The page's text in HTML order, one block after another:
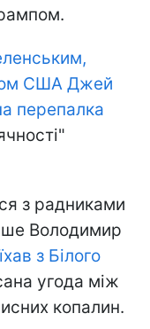
США Джей
перепалка
з радниками
Володимир
з Білого
угода між
копалин.